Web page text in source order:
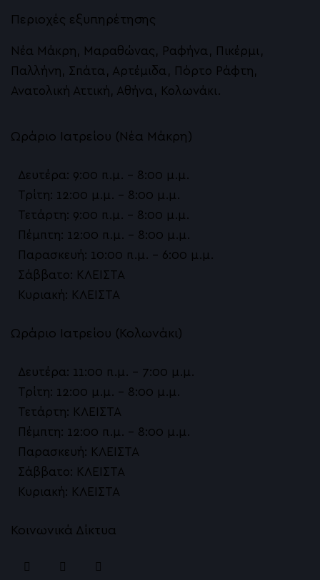
Περιοχές εξυπηρέτησης
Νέα Μάκρη, Μαραθώνας, Ραφήνα, Πικέρμι,
Παλλήνη, Σπάτα, Αρτέμιδα, Πόρτο Ράφτη,
Ανατολική Αττική, Αθήνα, Κολωνάκι.
Ωράριο Ιατρείου (Νέα Μάκρη)
Δευτέρα: 9:00 π.μ. – 8:00 μ.μ.
Τρίτη: 12:00 μ.μ. – 8:00 μ.μ.
Τετάρτη: 9:00 π.μ. – 8:00 μ.μ.
Πέμπτη: 12:00 π.μ. – 8:00 μ.μ.
Παρασκευή: 10:00 π.μ. – 6:00 μ.μ.
Σάββατο: ΚΛΕΙΣΤΑ
Κυριακή: ΚΛΕΙΣΤΑ
Ωράριο Ιατρείου (Κολωνάκι)
Δευτέρα: 11:00 π.μ. – 7:00 μ.μ.
Τρίτη: 12:00 μ.μ. – 8:00 μ.μ.
Τετάρτη: ΚΛΕΙΣΤΑ
Πέμπτη: 12:00 π.μ. – 8:00 μ.μ.
Παρασκευή: ΚΛΕΙΣΤΑ
Σάββατο: ΚΛΕΙΣΤΑ
Κυριακή: ΚΛΕΙΣΤΑ
Κοινωνικά Δίκτυα